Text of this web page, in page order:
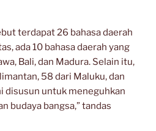
terdapat 26 bahasa daerah
ada 10 bahasa daerah yang
Bali, dan Madura. Selain itu,
58 dari Maluku, dan
disusun untuk meneguhkan
budaya bangsa,” tandas